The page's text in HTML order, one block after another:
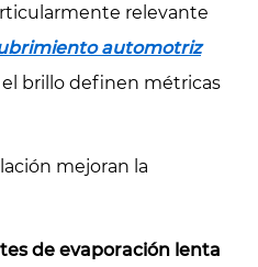
relevante
automotriz
brillo definen métricas
mejoran la
de evaporación lenta